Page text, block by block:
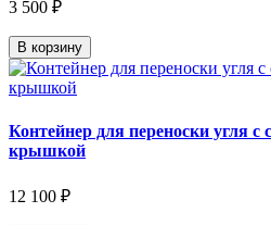
3 500 ₽
В корзину
Контейнер для переноски угля с
крышкой
12 100 ₽